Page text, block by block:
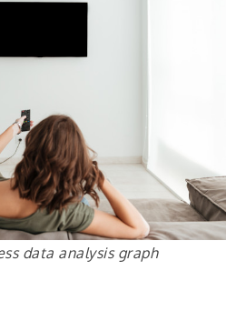
data analysis graph